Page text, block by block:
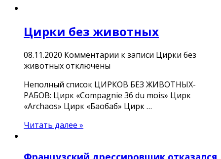
Цирки без животных
08.11.2020 Комментарии к записи Цирки без
животныхотключены
Неполный список ЦИРКОВ БЕЗ ЖИВОТНЫХ-
РАБОВ: Цирк «Compagnie 36 du mois» Цирк
«Archaos» Цирк «Баобаб» Цирк …
Читать далее »